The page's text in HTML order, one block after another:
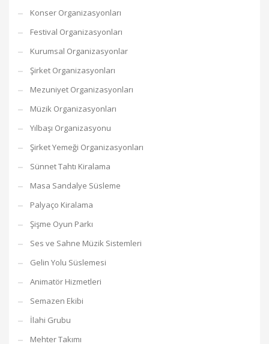
Konser Organizasyonları
Festival Organizasyonları
Kurumsal Organizasyonlar
Şirket Organizasyonları
Mezuniyet Organizasyonları
Müzik Organizasyonları
Yılbaşı Organizasyonu
Şirket Yemeği Organizasyonları
Sünnet Tahtı Kiralama
Masa Sandalye Süsleme
Palyaço Kiralama
Şişme Oyun Parkı
Ses ve Sahne Müzik Sistemleri
Gelin Yolu Süslemesi
Animatör Hizmetleri
Semazen Ekibi
İlahi Grubu
Mehter Takımı